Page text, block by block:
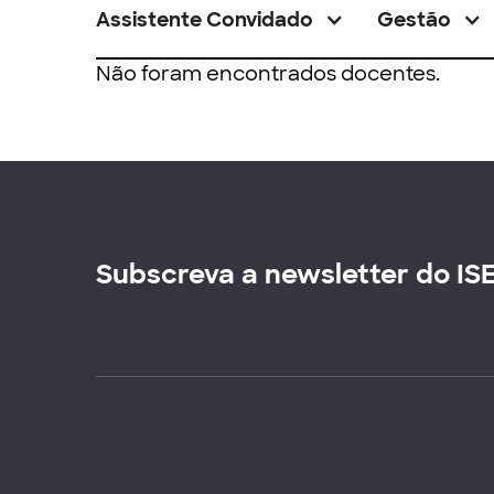
Assistente Convidado Gestão
Não foram encontrados docentes.
Subscreva a newsletter do